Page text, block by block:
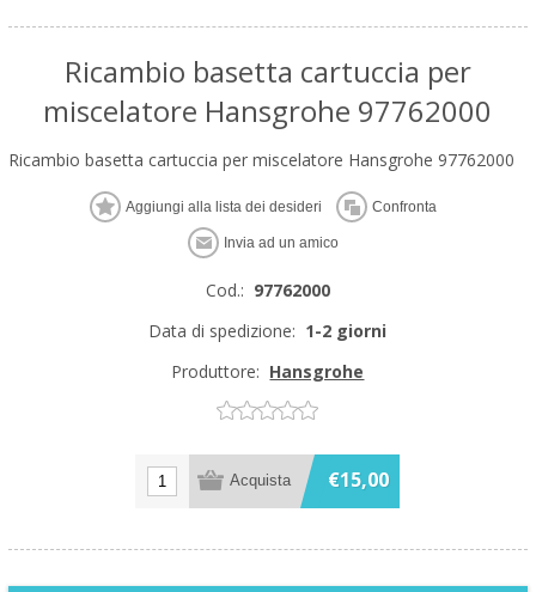
Ricambio basetta cartuccia per
miscelatore Hansgrohe 97762000
Ricambio basetta cartuccia per miscelatore Hansgrohe 97762000
Cod.: 97762000
Data di spedizione: 1-2 giorni
Produttore: Hansgrohe
€15,00